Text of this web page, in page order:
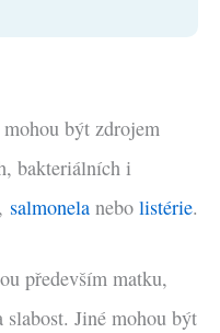
být zdrojem
bakteriálních i
, salmonela nebo listérie.
především matku,
Jiné mohou být